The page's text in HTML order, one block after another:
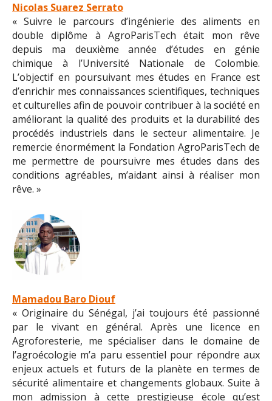
Nicolas Suarez Serrato
« Suivre le parcours d’ingénierie des aliments en
double diplôme à AgroParisTech était mon rêve
depuis ma deuxième année d’études en génie
chimique à l’Université Nationale de Colombie.
L’objectif en poursuivant mes études en France est
d’enrichir mes connaissances scientifiques, techniques
et culturelles afin de pouvoir contribuer à la société en
améliorant la qualité des produits et la durabilité des
procédés industriels dans le secteur alimentaire. Je
remercie énormément la Fondation AgroParisTech de
me permettre de poursuivre mes études dans des
conditions agréables, m’aidant ainsi à réaliser mon
rêve. »
Mamadou Baro Diouf
« Originaire du Sénégal, j’ai toujours été passionné
par le vivant en général. Après une licence en
Agroforesterie, me spécialiser dans le domaine de
l’agroécologie m’a paru essentiel pour répondre aux
enjeux actuels et futurs de la planète en termes de
sécurité alimentaire et changements globaux. Suite à
mon admission à cette prestigieuse école qu’est